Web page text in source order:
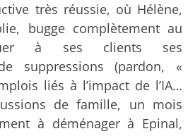
très réussie, où Hélène,
bugge complètement au
à ses clients ses
suppressions (pardon, «
liés à l’impact de l’IA…
de famille, un mois
à déménager à Epinal,